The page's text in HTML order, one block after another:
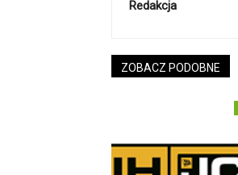
Redakcja
ZOBACZ PODOBNE